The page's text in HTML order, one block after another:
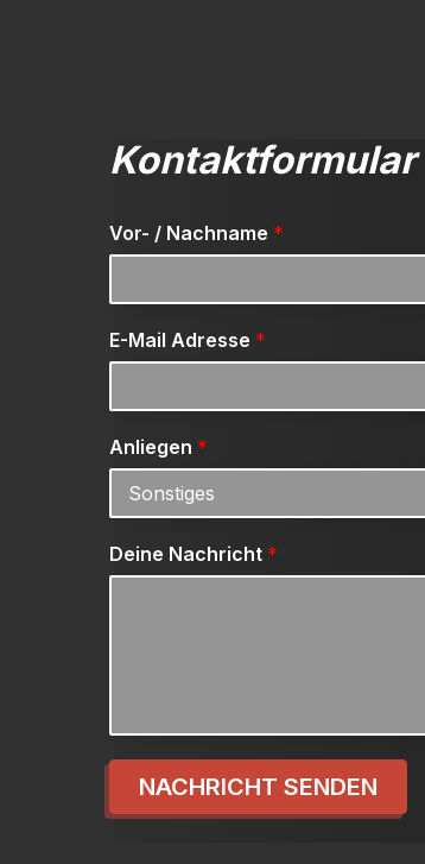
Kontaktformular
Vor- / Nachname *
E-Mail Adresse *
Anliegen *
Deine Nachricht *
NACHRICHT SENDEN